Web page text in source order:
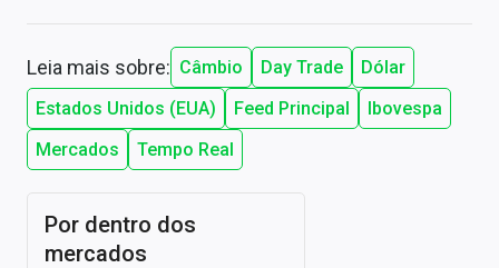
Leia mais sobre: Câmbio Day Trade
Dólar
Estados Unidos (EUA)
Feed Principal
Ibovespa
Mercados
Tempo Real
Por dentro dos
mercados